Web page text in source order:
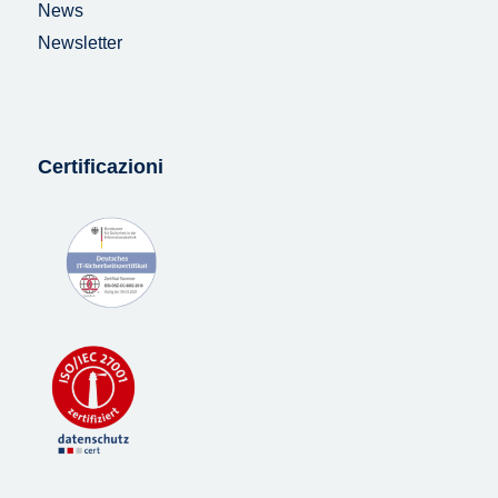
News
Newsletter
Certificazioni